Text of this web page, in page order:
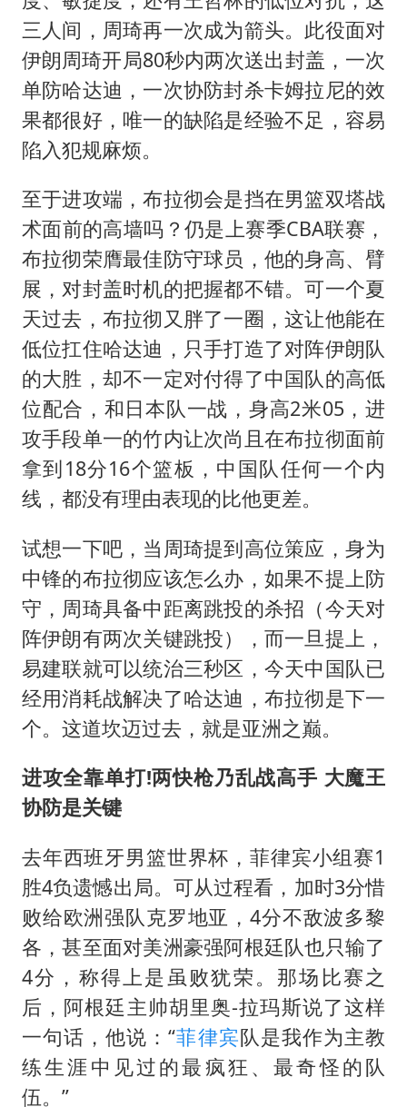
三人间，周琦再一次成为箭头。此役面对
伊朗周琦开局80秒内两次送出封盖，一次
单防哈达迪，一次协防封杀卡姆拉尼的效
果都很好，唯一的缺陷是经验不足，容易
陷入犯规麻烦。
至于进攻端，布拉彻会是挡在男篮双塔战
术面前的高墙吗？仍是上赛季CBA联赛，
布拉彻荣膺最佳防守球员，他的身高、臂
展，对封盖时机的把握都不错。可一个夏
天过去，布拉彻又胖了一圈，这让他能在
低位扛住哈达迪，只手打造了对阵伊朗队
的大胜，却不一定对付得了中国队的高低
位配合，和日本队一战，身高2米05，进
攻手段单一的竹内让次尚且在布拉彻面前
拿到18分16个篮板，中国队任何一个内
线，都没有理由表现的比他更差。
试想一下吧，当周琦提到高位策应，身为
中锋的布拉彻应该怎么办，如果不提上防
守，周琦具备中距离跳投的杀招（今天对
阵伊朗有两次关键跳投），而一旦提上，
易建联就可以统治三秒区，今天中国队已
经用消耗战解决了哈达迪，布拉彻是下一
个。这道坎迈过去，就是亚洲之巅。
进攻全靠单打!两快枪乃乱战高手 大魔王
协防是关键
去年西班牙男篮世界杯，菲律宾小组赛1
胜4负遗憾出局。可从过程看，加时3分惜
败给欧洲强队克罗地亚，4分不敌波多黎
各，甚至面对美洲豪强阿根廷队也只输了
4分，称得上是虽败犹荣。那场比赛之
后，阿根廷主帅胡里奥-拉玛斯说了这样
一句话，他说：“菲律宾队是我作为主教
练生涯中见过的最疯狂、最奇怪的队
伍。”